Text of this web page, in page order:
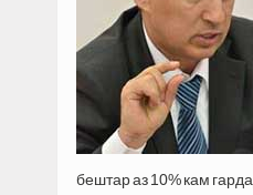
бештар аз 10% кам